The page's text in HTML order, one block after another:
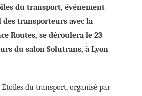
du transport, événement
des transporteurs avec la
Routes, se déroulera le 23
du salon Solutrans, à Lyon
du transport, organisé par